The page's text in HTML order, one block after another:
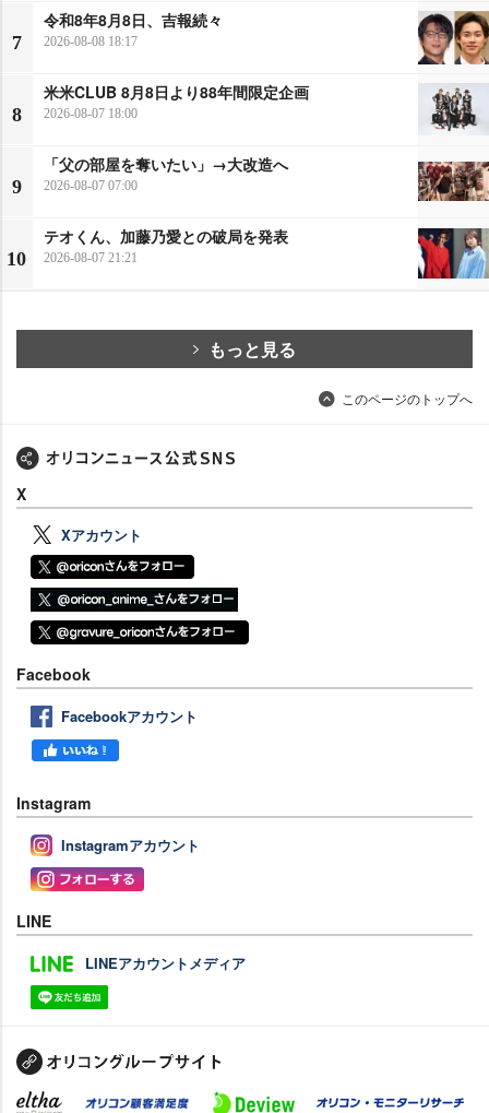
7
令和8年8月8日、吉報続々
2026-08-08 18:17
8
米米CLUB 8月8日より88年間限定企画
2026-08-07 18:00
9
「父の部屋を奪いたい」→大改造へ
2026-08-07 07:00
10
テオくん、加藤乃愛との破局を発表
2026-08-07 21:21
もっと見る
このページのトップへ
X
Xアカウント
Facebook
Facebookアカウント
Instagram
Instagramアカウント
LINE
LINEアカウントメディア